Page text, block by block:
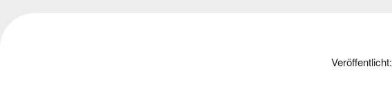
Veröffentlicht: